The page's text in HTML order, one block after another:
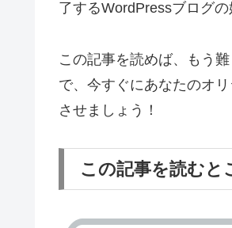
了するWordPressブログ
この記事を読めば、もう
で、今すぐにあなたのオ
させましょう！
この記事を読むと